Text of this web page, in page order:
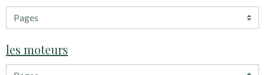
les moteurs